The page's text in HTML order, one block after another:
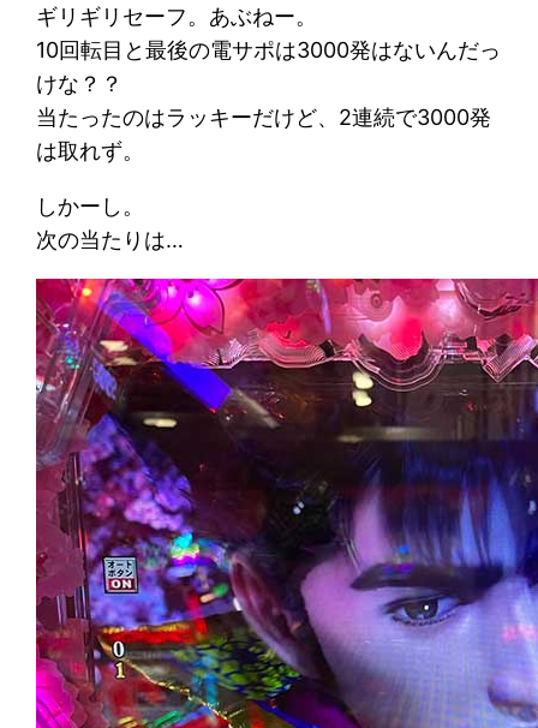
ギリギリセーフ。あぶねー。
10回転目と最後の電サポは3000発はないんだっ
けな？？
当たったのはラッキーだけど、2連続で3000発
は取れず。
しかーし。
次の当たりは…